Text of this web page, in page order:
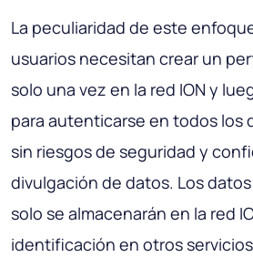
La peculiaridad de este
usuarios necesitan crear un
solo una vez en la red ION y
para autenticarse en todos los
sin riesgos de seguridad y
divulgación de datos. Los
solo se almacenarán en la red
identificación en otros